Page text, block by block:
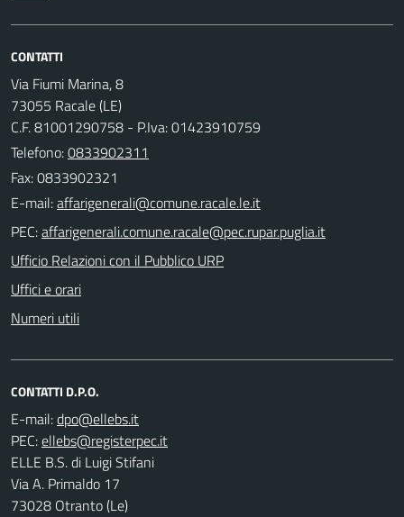
CONTATTI
Via Fiumi Marina, 8
73055 Racale (LE)
C.F. 81001290758 - P.Iva: 01423910759
Telefono:0833902311
Fax: 0833902321
E-mail:
PEC:
Ufficio Relazioni con il Pubblico URP
Uffici e orari
Numeri utili
CONTATTI D.P.O.
E-mail:
PEC:
ELLE B.S. di Luigi Stifani
Via A. Primaldo 17
73028 Otranto (Le)